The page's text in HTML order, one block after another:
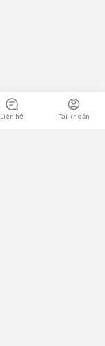
Liên hệ Tài khoản